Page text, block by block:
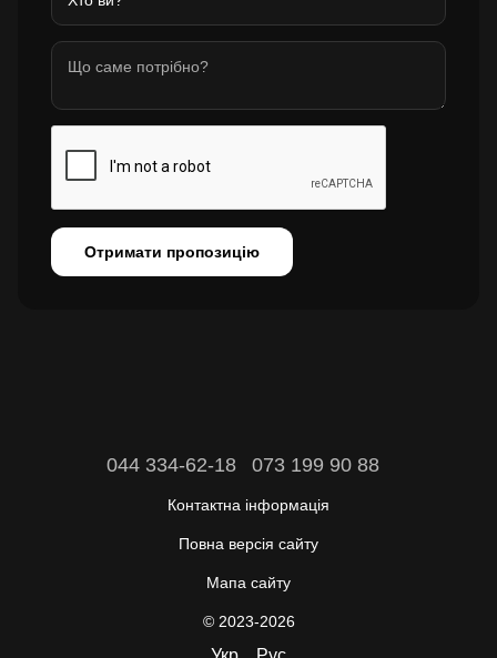
Отримати пропозицію
044 334-62-18 073 199 90 88
Контактна інформація
Повна версія сайту
Мапа сайту
© 2023-2026